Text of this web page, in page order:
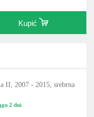
Kupić
II, 2007 - 2015, srebrna
2 dni